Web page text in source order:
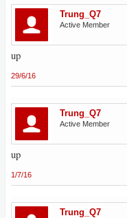
Trung_Q7
Active Member
up
29/6/16
Trung_Q7
Active Member
up
1/7/16
Trung_Q7